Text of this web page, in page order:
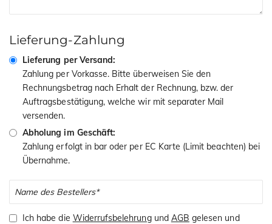
Lieferung-Zahlung
Lieferung per Versand:
Zahlung per Vorkasse. Bitte überweisen Sie den
Rechnungsbetrag nach Erhalt der Rechnung, bzw. der
Auftragsbestätigung, welche wir mit separater Mail
versenden.
Abholung im Geschäft:
Zahlung erfolgt in bar oder per EC Karte (Limit beachten) bei
Übernahme.
Ich habe die Widerrufsbelehrungund AGB gelesen und